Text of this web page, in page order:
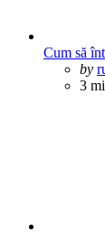
Cum să
by
3